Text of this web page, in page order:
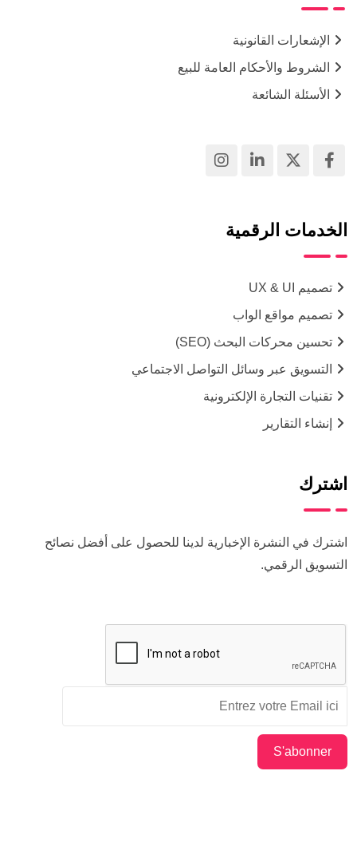
الإشعارات القانونية
الشروط والأحكام العامة للبيع
الأسئلة الشائعة
الخدمات الرقمية
تصميم UX & UI
تصميم مواقع الواب
تحسين محركات البحث (SEO)
التسويق عبر وسائل التواصل الاجتماعي
تقنيات التجارة الإلكترونية
إنشاء التقارير
اشترك
اشترك في النشرة الإخبارية لدينا للحصول على أفضل نصائح
التسويق الرقمي.